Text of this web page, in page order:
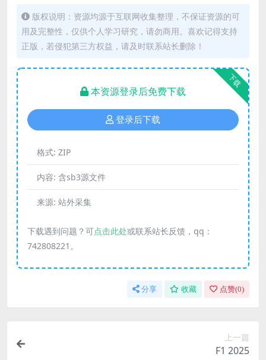
版权说明：资源均源于互联网收集整理，不保证资源的可
用及完整性，仅供个人学习研究，请勿商用。喜欢记得支持
正版，若侵犯第三方权益，请及时联系站长删除！
下载
本资源登录后免费下载
登录后下载
格式: ZIP
内容: 含sb3源文件
来源: 站外采集
下载遇到问题？可点击此处或联系站长反馈，qq：
742808221。
分享 收藏 点赞(0)
上一篇
F1 2025